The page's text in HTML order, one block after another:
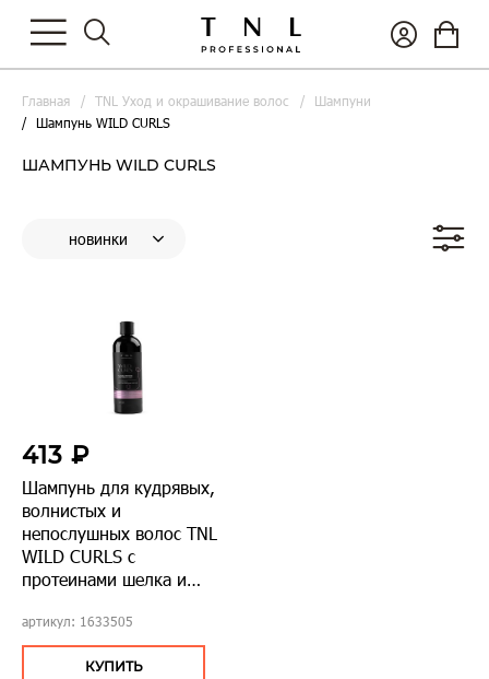
Главная TNL Уход и окрашивание волос
Шампуни
Шампунь WILD CURLS
ШАМПУНЬ WILD CURLS
413 ₽
Шампунь для кудрявых,
волнистых и
непослушных волос TNL
WILD CURLS с
протеинами шелка и
артикул: 1633505
КУПИТЬ